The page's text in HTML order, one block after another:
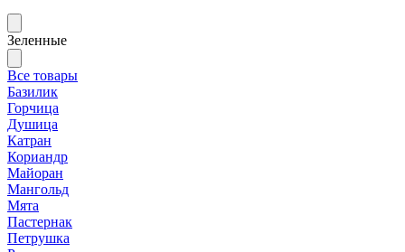
Зеленные
Все товары
Базилик
Горчица
Душица
Катран
Кориандр
Майоран
Мангольд
Мята
Пастернак
Петрушка